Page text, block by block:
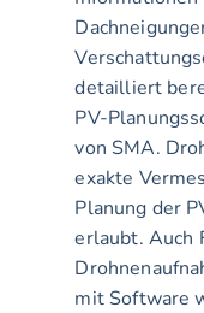
detailliert
PV-
von SMA.
exakte
Planung der
erlaubt. Auch
mit Software